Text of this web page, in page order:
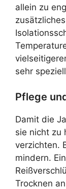
allein zu
sehr
Pflege
Damit die
sie nicht zu
verzichten.
mindern.
Trocknen